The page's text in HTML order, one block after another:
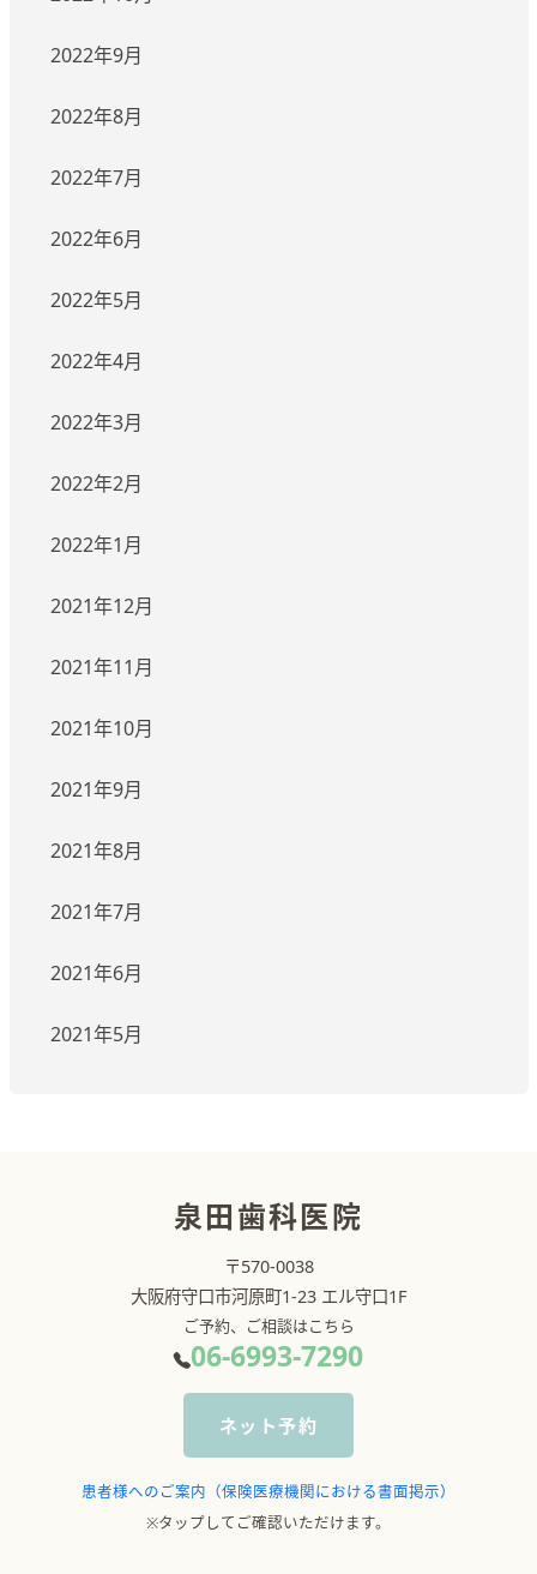
2022年9月
2022年8月
2022年7月
2022年6月
2022年5月
2022年4月
2022年3月
2022年2月
2022年1月
2021年12月
2021年11月
2021年10月
2021年9月
2021年8月
2021年7月
2021年6月
2021年5月
泉田歯科医院
〒570-0038
大阪府守口市河原町1-23 エル守口1F
ご予約、ご相談はこちら
06-6993-7290
ネット予約
患者様へのご案内（保険医療機関における書面掲示）
※タップしてご確認いただけます。